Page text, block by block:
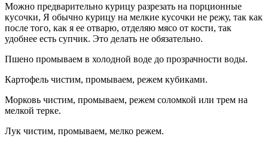
Можно предварительно курицу разрезать на порционные
кусочки, Я обычно курицу на мелкие кусочки не режу, так как
после того, как я ее отварю, отделяю мясо от кости, так
удобнее есть супчик. Это делать не обязательно.
Пшено промываем в холодной воде до прозрачности воды.
Картофель чистим, промываем, режем кубиками.
Морковь чистим, промываем, режем соломкой или трем на
мелкой терке.
Лук чистим, промываем, мелко режем.